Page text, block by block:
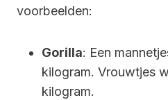
voorbeelden:
Gorilla: Een
kilogram. Vrouwtjes
kilogram.